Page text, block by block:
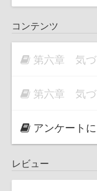
コンテンツ
第六章 気づ
第六章 気づ
アンケート
レビュー